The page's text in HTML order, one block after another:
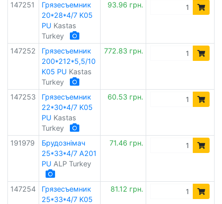
147251
Грязесъемник
20*28*4/7 K05
PU Kastas
Turkey
93.96 грн.
147252
Грязесъемник
200*212*5,5/10
K05 PU Kastas
Turkey
772.83 грн.
147253
Грязесъемник
22*30*4/7 K05
PU Kastas
Turkey
60.53 грн.
191979
Брудознімач
25*33*4/7 A201
PU ALP Turkey
71.46 грн.
147254
Грязесъемник
25*33*4/7 K05
81.12 грн.